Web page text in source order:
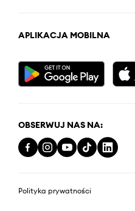
APLIKACJA MOBILNA
OBSERWUJ NAS NA:
Polityka prywatności